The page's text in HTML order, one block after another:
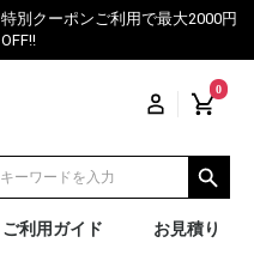
特別クーポンご利用で最大2000円
OFF!!
0
ご利用ガイド お見積り